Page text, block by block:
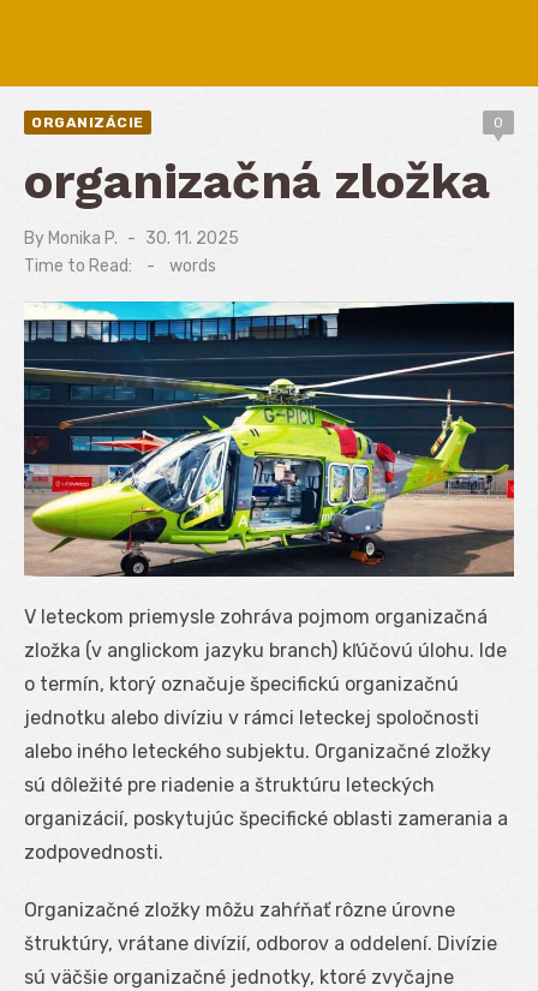
ORGANIZÁCIE 0
organizačná zložka
By Monika P.
Posted
30. 11. 2025
Time to Read:
- words
V leteckom priemysle zohráva pojmom organizačná
zložka (v anglickom jazyku branch) kľúčovú úlohu. Ide
o termín, ktorý označuje špecifickú organizačnú
jednotku alebo divíziu v rámci leteckej spoločnosti
alebo iného leteckého subjektu. Organizačné zložky
sú dôležité pre riadenie a štruktúru leteckých
organizácií, poskytujúc špecifické oblasti zamerania a
zodpovednosti.
Organizačné zložky môžu zahŕňať rôzne úrovne
štruktúry, vrátane divízií, odborov a oddelení. Divízie
sú väčšie organizačné jednotky, ktoré zvyčajne